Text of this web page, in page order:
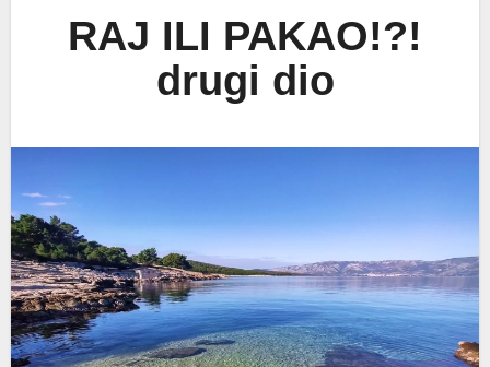
RAJ ILI PAKAO!?!
drugi dio